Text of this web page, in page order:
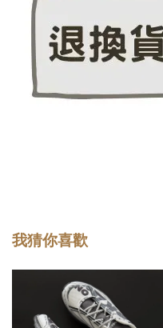
我猜你喜歡